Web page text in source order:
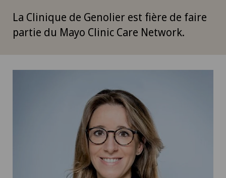
La Clinique de Genolier est fière de faire
partie du Mayo Clinic Care Network.